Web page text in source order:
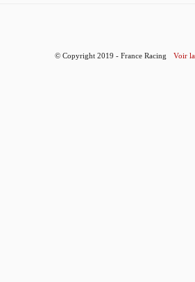
© Copyright 2019 - France Racing Voir